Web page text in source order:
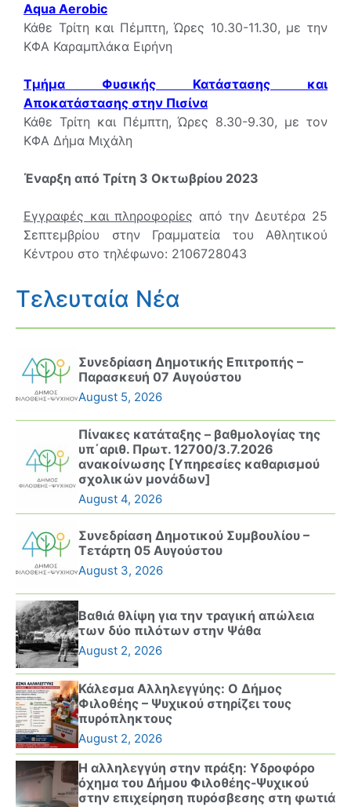
Aqua Αerobic
Κάθε Τρίτη και Πέμπτη, Ώρες 10.30-11.30, με την
ΚΦΑ Καραμπλάκα Ειρήνη
Τμήμα Φυσικής Κατάστασης και
Αποκατάστασης στην Πισίνα
Κάθε Τρίτη και Πέμπτη, Ώρες 8.30-9.30, με τον
ΚΦΑ Δήμα Μιχάλη
Έναρξη από Τρίτη 3 Οκτωβρίου 2023
Εγγραφές και πληροφορίες από την Δευτέρα 25
Σεπτεμβρίου στην Γραμματεία του Αθλητικού
Κέντρου στο τηλέφωνο: 2106728043
Τελευταία Νέα
Συνεδρίαση Δημοτικής Επιτροπής –
Παρασκευή 07 Αυγούστου
August 5, 2026
Πίνακες κατάταξης – βαθμολογίας της
υπ΄αριθ. Πρωτ. 12700/3.7.2026
ανακοίνωσης [Υπηρεσίες καθαρισμού
σχολικών μονάδων]
August 4, 2026
Συνεδρίαση Δημοτικού Συμβουλίου –
Τετάρτη 05 Αυγούστου
August 3, 2026
Βαθιά θλίψη για την τραγική απώλεια
των δύο πιλότων στην Ψάθα
August 2, 2026
Κάλεσμα Αλληλεγγύης: Ο Δήμος
Φιλοθέης – Ψυχικού στηρίζει τους
πυρόπληκτους
August 2, 2026
Η αλληλεγγύη στην πράξη: Υδροφόρο
όχημα του Δήμου Φιλοθέης-Ψυχικού
στην επιχείρηση πυρόσβεσης στη φωτιά